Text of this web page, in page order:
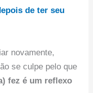
de ter seu
novamente,
se culpe pelo que
fez é um reflexo